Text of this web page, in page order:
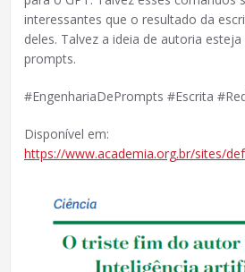
interessantes que o resultado da
deles. Talvez a ideia de autoria
prompts.
#EngenhariaDePrompts #Escrita
Disponível em:
https://www.academia.org.br/sites/